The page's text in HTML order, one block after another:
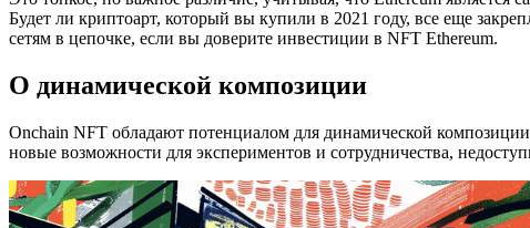
Будет ли криптоарт, который вы купили в 2021 году, все еще
сетям в цепочке, если вы доверите инвестиции в NFT Ethereum.
О динамической композиции
Onchain NFT обладают потенциалом для динамической
новые возможности для экспериментов и сотрудничества,